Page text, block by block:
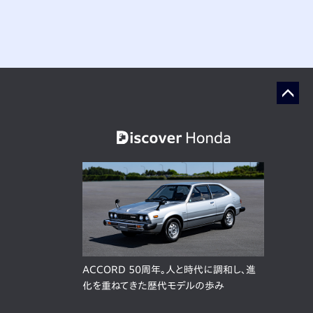
ACCORD 50周年。人と時代に調和し、進
化を重ねてきた歴代モデルの歩み